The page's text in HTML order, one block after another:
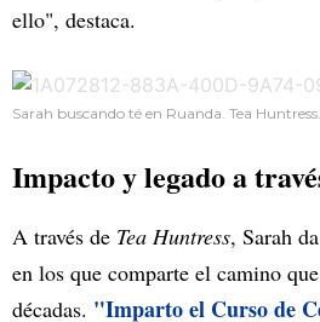
ello", destaca.
Sarah buscando té en Ruanda. Tea Huntress.
Impacto y legado a
A través de Tea Huntress, Sarah
en los que comparte el camino
décadas. "Imparto el Curso de